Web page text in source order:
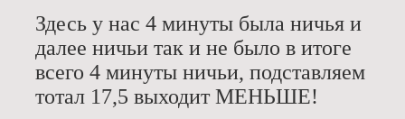
Здесь у нас 4 минуты была ничья и
далее ничьи так и не было в итоге
всего 4 минуты ничьи, подставляем
тотал 17,5 выходит МЕНЬШЕ!